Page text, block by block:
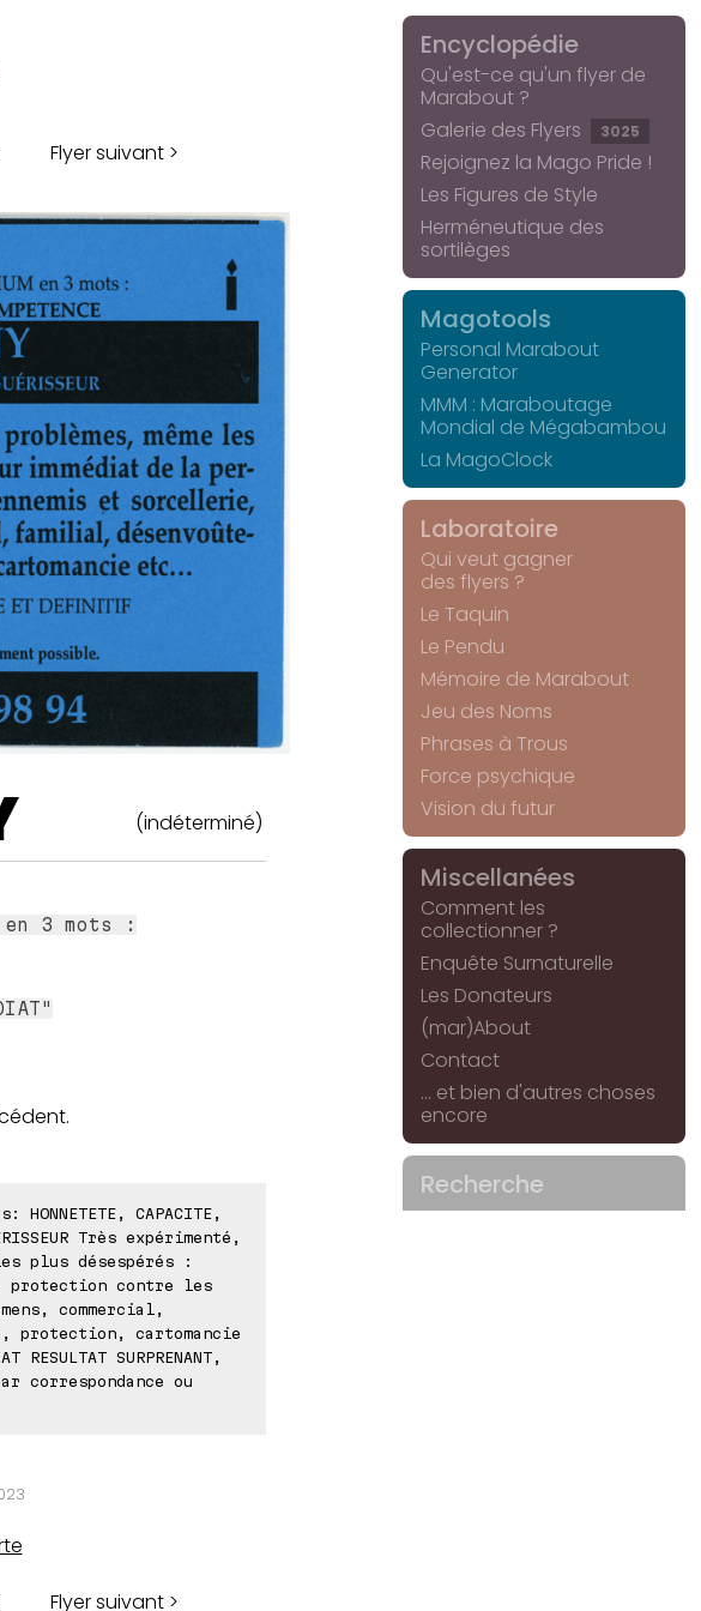
Flyer suivant >
(indéterminé)
en 3 mots :
CAPACITE,
Très expérimenté,
plus désespérés :
protection contre les
commercial,
protection, cartomancie
RESULTAT SURPRENANT,
correspondance ou
Flyer suivant >
Encyclopédie
Qu'est-ce qu'un flyer de
Marabout ?
Galerie des Flyers
3025
Rejoignez la Mago Pride !
Les Figures de Style
Herméneutique des
sortilèges
Magotools
Personal Marabout
Generator
MMM : Maraboutage
Mondial de Mégabambou
La MagoClock
Laboratoire
Qui veut gagner
des flyers ?
Le Taquin
Le Pendu
Mémoire de Marabout
Jeu des Noms
Phrases à Trous
Force psychique
Vision du futur
Miscellanées
Comment les
collectionner ?
Enquête Surnaturelle
Les Donateurs
(mar)About
Contact
... et bien d'autres choses
encore
Recherche